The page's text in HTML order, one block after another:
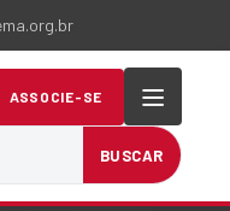
BUSCAR
ASSOCIE-SE